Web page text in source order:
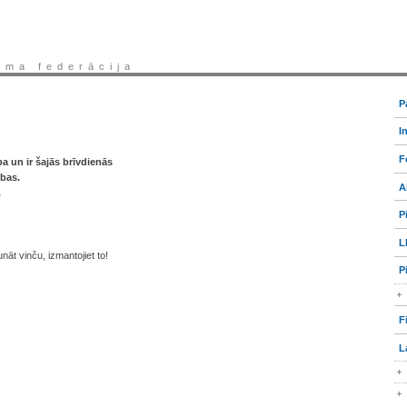
federācija
un ir šajās brīvdienās
vinču, izmantojiet to!